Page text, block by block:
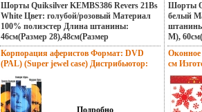
Шорты Quiksilver KEMBS386 Revers 21Bs
White Цвет: голубой/розовый Материал
100% полиэстер Длина штанины:
46см(Размер 28),48см(Размер
29),50см(Размер 30) Охват талии:
34см(Размер 28),38см(Размер
29),42см(Размбщщэеер 30)
Производитель: Quiksilver Размеры: 28,
32, 36, 29, 30, 31 Компания Quiksilver – это
один из крупнейших производителей
одежды для экстремальных видов спорта
Корпорация аферистов Формат: DVD
(PAL) (Super jewel case) Дистрибьютор:
СОЮЗ Видео Региональный код: 5
Звуковые дорожки: Русский Dolby
Surround 5 1 Испанский Dolby Surround 5
1 Формат инфо 966w.Подробно
Шорты
белый
M),
см
15028